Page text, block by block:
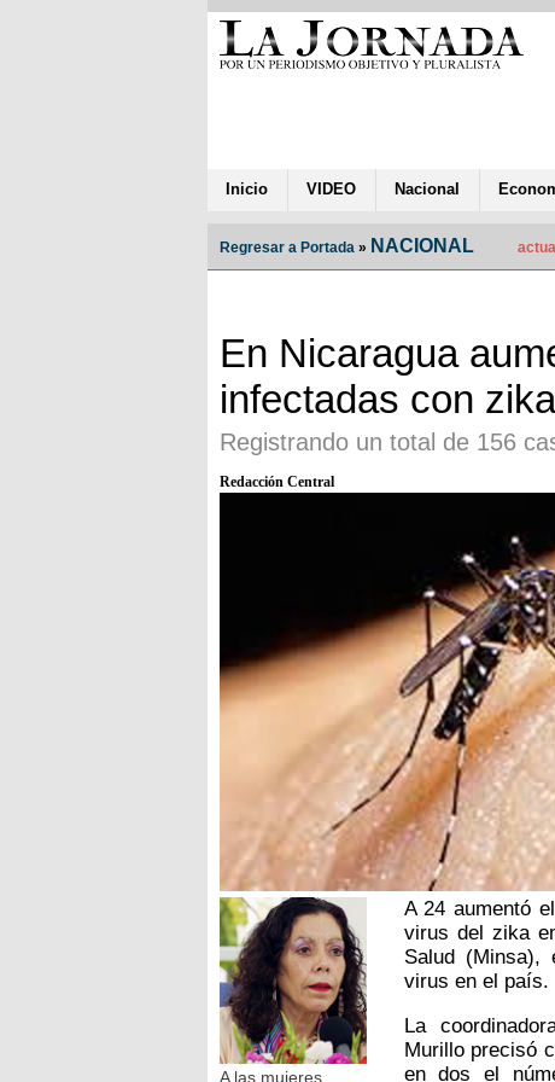
Inicio VIDEO Nacional
Regresar a Portada » NACIONAL
En Nicaragua
infectadas con zika
Registrando un total de 156
Redacción Central
A las mujeres
A 24 aumentó
virus del zika
Salud
virus en el país.
La
Murillo precisó
en dos el